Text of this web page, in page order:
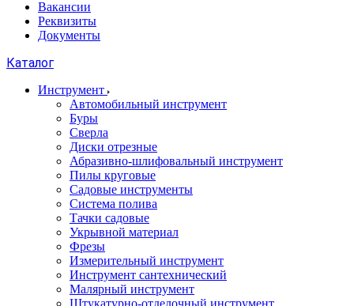
Вакансии
Реквизиты
Документы
Каталог
Инструмент
Автомобильный инструмент
Буры
Сверла
Диски отрезные
Абразивно-шлифовальный инструмент
Пилы круговые
Садовые инструменты
Система полива
Тачки садовые
Укрывной материал
Фрезы
Измерительный инструмент
Инструмент сантехнический
Малярный инструмент
Штукатурно-отделочный инструмент